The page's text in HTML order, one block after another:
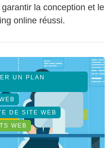
la conception et le
online réussi.
UN PLAN
DE SITE WEB
WEB